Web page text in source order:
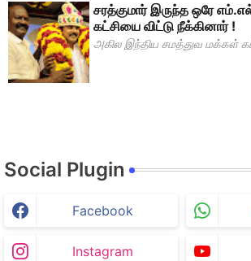
சரத்குமார் இருந்த ஒரே
கட்சியை விட்டு நீக்கினார் !
அகில இந்திய சமத்துவ மக்கள்
Social Plugin
Facebook
Instagram